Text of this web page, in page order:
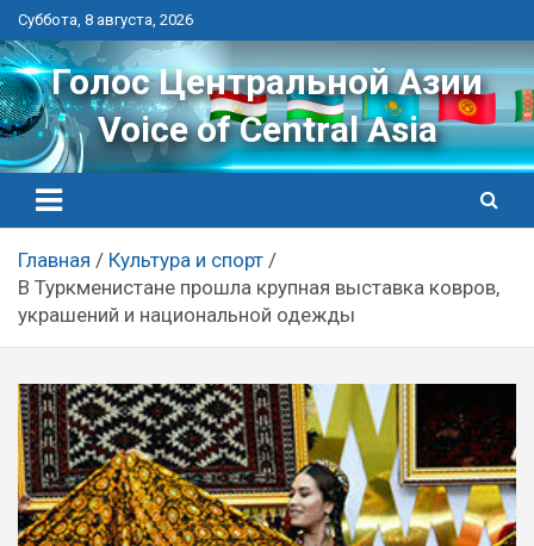
Перейти
к
контенту
Суббота, 8 августа, 2026
Голос Центральной Азии
Voice of Central Asia
Главная
Культура и спорт
В Туркменистане прошла крупная выставка ковров,
украшений и национальной одежды